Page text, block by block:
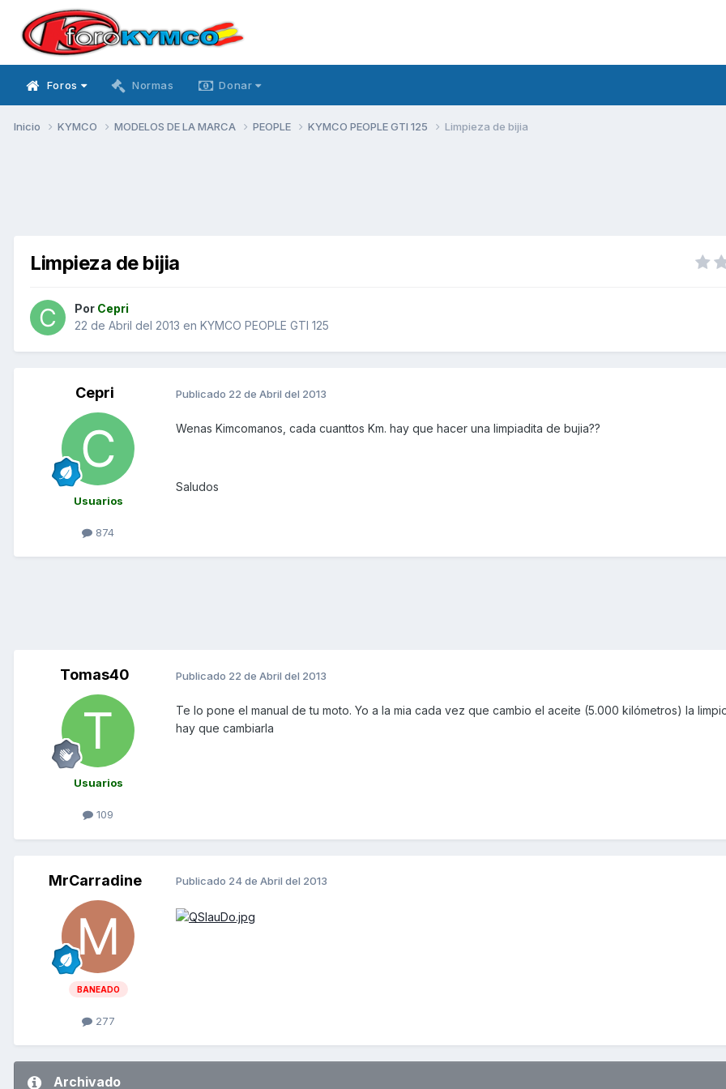
Foros Normas Donar
Inicio KYMCO MODELOS DE LA MARCA PEOPLE KYMCO PEOPLE GTI 125 Limpieza de bijia
Limpieza de bijia
Por Cepri
22 de Abril del 2013 en KYMCO PEOPLE GTI 125
Cepri
Usuarios
874
Publicado 22 de Abril del 2013
Wenas Kimcomanos, cada cuanttos Km. hay que hacer una limpiadita de bujia??
Saludos
Tomas40
Usuarios
109
Publicado 22 de Abril del 2013
Te lo pone el manual de tu moto. Yo a la mia cada vez que cambio el aceite (5.000 kilómetros) la
hay que cambiarla
MrCarradine
BANEADO
277
Publicado 24 de Abril del 2013
Archivado